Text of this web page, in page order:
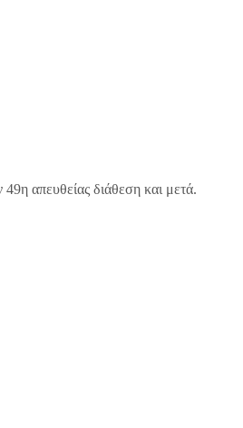
απευθείας διάθεση και μετά.